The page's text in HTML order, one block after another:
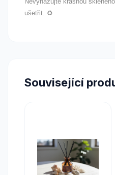
ušetřit. ♻️
Související